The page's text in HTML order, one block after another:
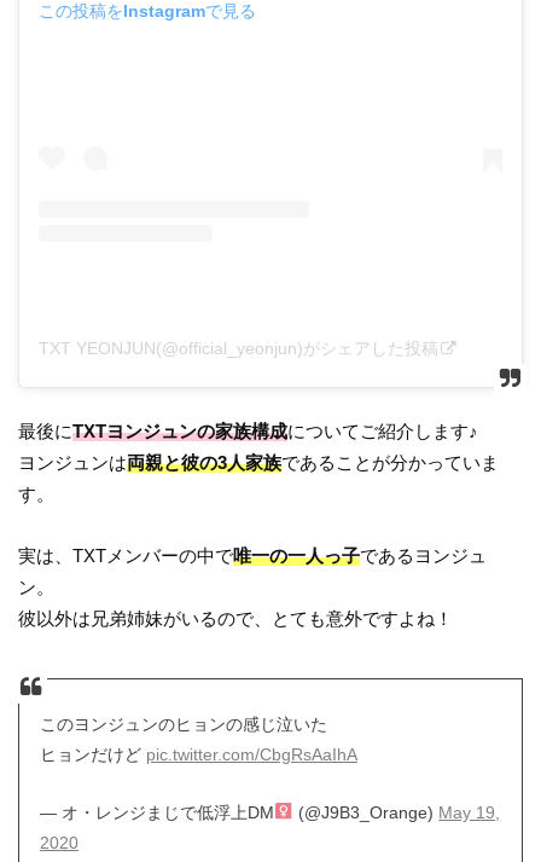
この投稿をInstagramで見る
TXT YEONJUN(@official_yeonjun)がシェアした投稿
最後にTXTヨンジュンの家族構成についてご紹介します♪
ヨンジュンは両親と彼の3人家族であることが分かっていま
す。
実は、TXTメンバーの中で唯一の一人っ子であるヨンジュ
ン。
彼以外は兄弟姉妹がいるので、とても意外ですよね！
このヨンジュンのヒョンの感じ泣いた
ヒョンだけど pic.twitter.com/CbgRsAaIhA
— オ・レンジまじで低浮上DM‍ (@J9B3_Orange) May 19,
2020